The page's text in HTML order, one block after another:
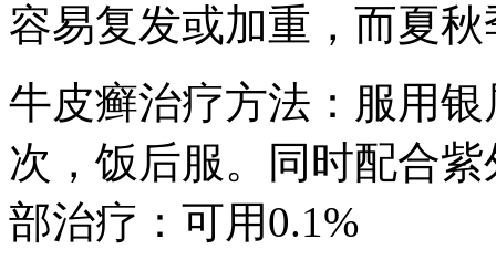
容易复发或加重，而夏
牛皮癣治疗方法：服用
次，饭后服。同时配合
部治疗：可用0.1%